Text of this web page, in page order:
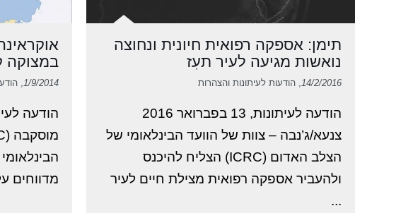
תימן: אספקה רפואית חיונית ונחוצה
נואשות מגיעה לעיר תעִז
14/2/2016, הודעות לעיתונות והצהרות
הודעה לעיתונות, 13 בפברואר 2016
צנעא/ג’נבה – צוות של הוועד הבינלאומי של
הצלב האדום (ICRC) הצליח להיכנס
ולהעביר אספקה רפואית מצילת חיים לעיר
...
במצוקה
1/9/2014
,
מדווחים